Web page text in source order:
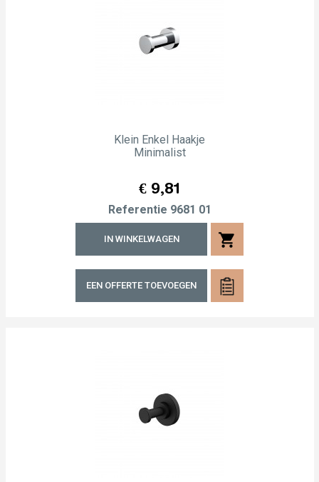
Klein Enkel Haakje
Minimalist
Prijs
€ 9,81
Referentie 9681 01
IN WINKELWAGEN shopping_cart
EEN OFFERTE TOEVOEGEN